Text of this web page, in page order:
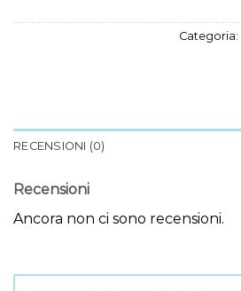
Categoria:
RECENSIONI (0)
Recensioni
Ancora non ci sono recensioni.